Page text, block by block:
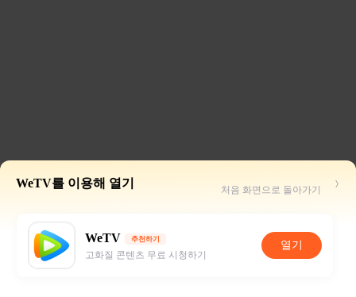
WeTV를 이용해 열기 처음 화면으로 돌아가기
WeTV 추천하기
고화질 콘텐츠 무료 시청하기
열기